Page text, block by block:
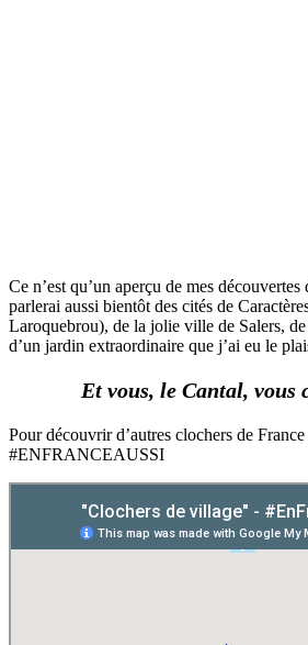
Ce n’est qu’un aperçu de mes
parlerai aussi bientôt des cités de
Laroquebrou), de la jolie ville de Salers,
d’un jardin extraordinaire que j’ai eu le
Et vous, le Cantal, vous
Pour découvrir d’autres clochers de
#ENFRANCEAUSSI